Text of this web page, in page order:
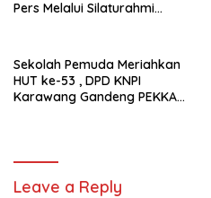
Pers Melalui Silaturahmi
Sekolah Pemuda Meriahkan
HUT ke-53 , DPD KNPI
Karawang Gandeng PEKKA
Leave a Reply